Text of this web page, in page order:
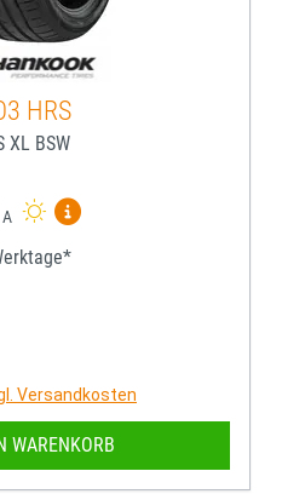
HRS
XL BSW
A
Mehr Informationen zum
Versandkosten
WARENKORB